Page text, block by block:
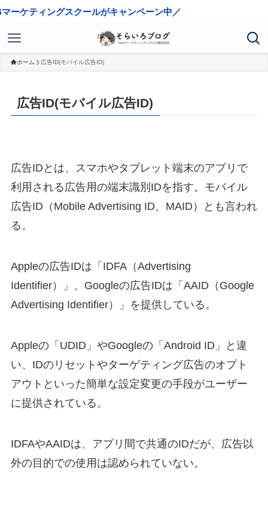
ケティングスクールがキャンペーン中／
ホーム 広告ID(モバイル広告ID)
広告ID(モバイル広告ID)
広告IDとは、スマホやタブレット端末のアプリで
利用される広告用の端末識別IDを指す。モバイル
広告ID（Mobile Advertising ID、MAID）とも言われ
る。
Appleの広告IDは「IDFA（Advertising
Identifier）」、Googleの広告IDは「AAID（Google
Advertising Identifier）」を提供している。
Appleの「UDID」やGoogleの「Android ID」と違
い、IDのリセットやターゲティング広告のオプト
アウトといった簡単な設定変更の手段がユーザー
に提供されている。
IDFAやAAIDは、アプリ間で共通のIDだが、広告以
外の目的での使用は認められていない。